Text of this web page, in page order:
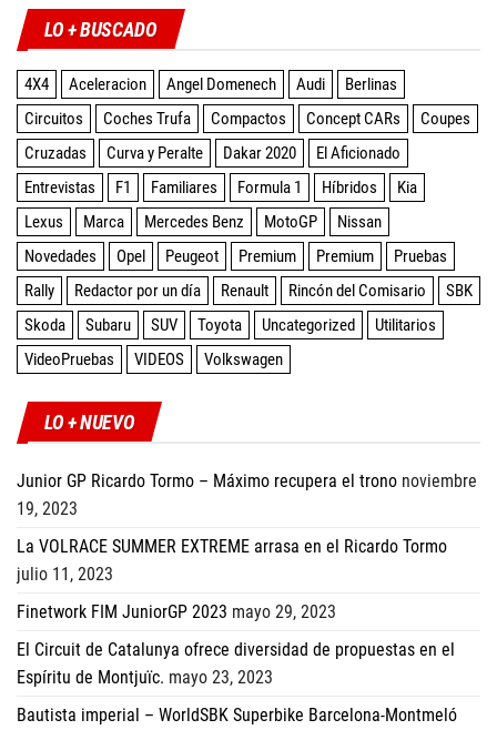
LO + BUSCADO
4X4 Aceleracion Angel Domenech Audi
Berlinas
Circuitos
Coches Trufa Compactos Concept CARs
Coupes
Cruzadas
Curva y Peralte Dakar 2020
El Aficionado
Entrevistas
F1 Familiares Formula 1 Híbridos
Kia
Lexus
Marca Mercedes Benz MotoGP
Nissan
Novedades
Opel Peugeot Premium Premium
Pruebas
Rally
Redactor por un día Renault Rincón del Comisario
SBK
Skoda
Subaru SUV Toyota Uncategorized
Utilitarios
VideoPruebas
VIDEOS Volkswagen
LO + NUEVO
Junior GP Ricardo Tormo – Máximo recupera el trono noviembre
19, 2023
La VOLRACE SUMMER EXTREME arrasa en el Ricardo Tormo
julio 11, 2023
Finetwork FIM JuniorGP 2023 mayo 29, 2023
El Circuit de Catalunya ofrece diversidad de propuestas en el
Espíritu de Montjuïc. mayo 23, 2023
Bautista imperial – WorldSBK Superbike Barcelona-Montmeló